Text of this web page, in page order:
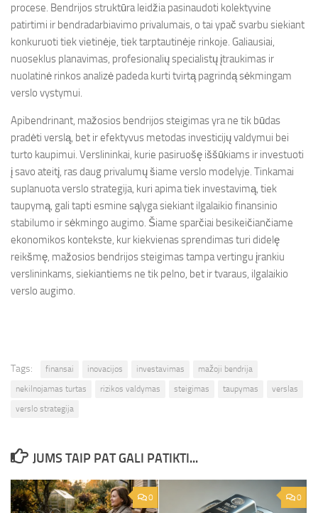
procese. Bendrijos struktūra leidžia pasinaudoti kolektyvine
patirtimi ir bendradarbiavimo privalumais, o tai ypač svarbu siekiant
konkuruoti tiek vietinėje, tiek tarptautinėje rinkoje. Galiausiai,
nuoseklus planavimas, profesionalių specialistų įtraukimas ir
nuolatinė rinkos analizė padeda kurti tvirtą pagrindą sėkmingam
verslo vystymui.
Apibendrinant, mažosios bendrijos steigimas yra ne tik būdas
pradėti verslą, bet ir efektyvus metodas investicijų valdymui bei
turto kaupimui. Verslininkai, kurie pasiruošę iššūkiams ir investuoti
į savo ateitį, ras daug privalumų šiame verslo modelyje. Tinkamai
suplanuota verslo strategija, kuri apima tiek investavimą, tiek
taupymą, gali tapti esmine sąlyga siekiant ilgalaikio finansinio
stabilumo ir sėkmingo augimo. Šiame sparčiai besikeičiančiame
ekonomikos kontekste, kur kiekvienas sprendimas turi didelę
reikšmę, mažosios bendrijos steigimas tampa vertingu įrankiu
verslininkams, siekiantiems ne tik pelno, bet ir tvaraus, ilgalaikio
verslo augimo.
Tags: finansai inovacijos investavimas
mažoji bendrija
nekilnojamas turtas
rizikos valdymas steigimas taupymas
verslas
verslo strategija
JUMS TAIP PAT GALI PATIKTI...
0 0